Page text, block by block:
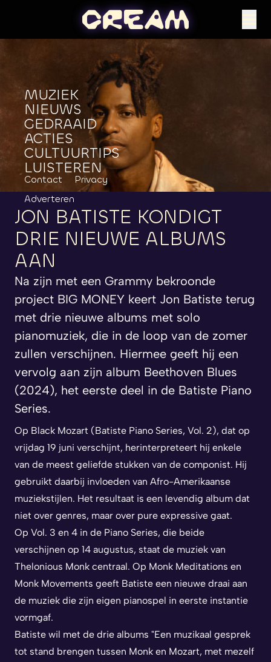
MUZIEK
NIEUWS
GEDRAAID
ACTIES
CULTUURTIPS
LUISTEREN
Contact
Privacy
Adverteren
JON BATISTE KONDIGT
DRIE NIEUWE ALBUMS
AAN
Na zijn met een Grammy bekroonde
project BIG MONEY keert Jon Batiste terug
met drie nieuwe albums met solo
pianomuziek, die in de loop van de zomer
zullen verschijnen. Hiermee geeft hij een
vervolg aan zijn album Beethoven Blues
(2024), het eerste deel in de Batiste Piano
Series.
Op Black Mozart (Batiste Piano Series, Vol. 2), dat op
vrijdag 19 juni verschijnt, herinterpreteert hij enkele
van de meest geliefde stukken van de componist. Hij
gebruikt daarbij invloeden van Afro-Amerikaanse
muziekstijlen. Het resultaat is een levendig album dat
niet over genres, maar over pure expressive gaat.
Op Vol. 3 en 4 in de Piano Series, die beide
verschijnen op 14 augustus, staat de muziek van
Thelonious Monk centraal. Op Monk Meditations en
Monk Movements geeft Batiste een nieuwe draai aan
de muziek die zijn eigen pianospel in eerste instantie
vormgaf.
Batiste wil met de drie albums "Een muzikaal gesprek
tot stand brengen tussen Monk en Mozart, met mezelf